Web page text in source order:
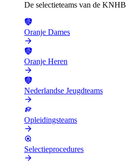
De selectieteams van de KNHB
Oranje Dames
Oranje Heren
Nederlandse Jeugdteams
Opleidingsteams
Selectieprocedures